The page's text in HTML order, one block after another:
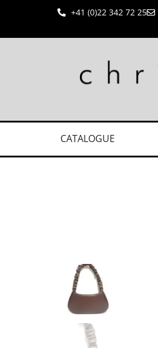
+41 (0)22 342 72 25
CATALOGUE